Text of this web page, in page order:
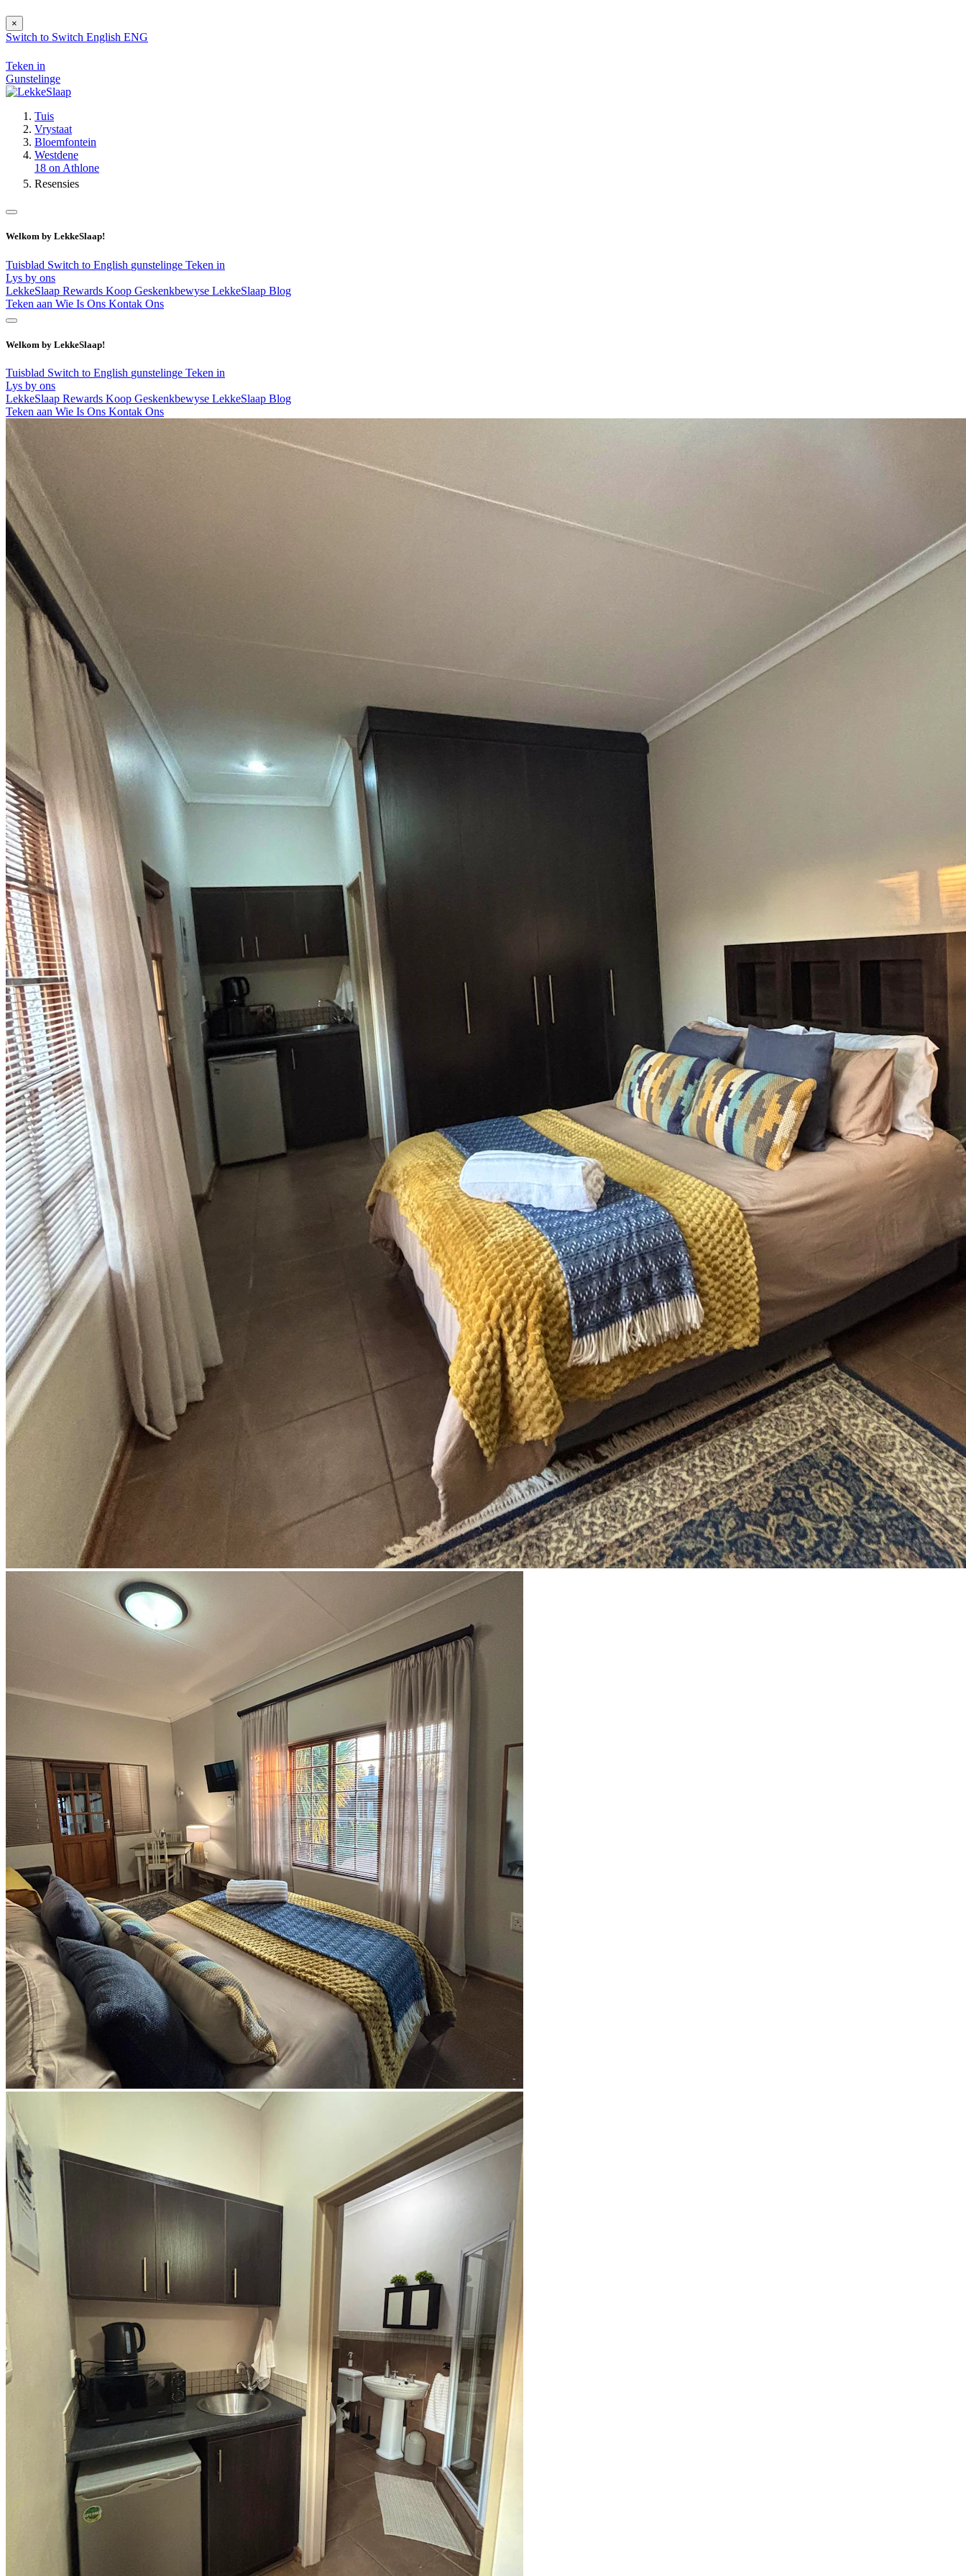
×
Switch to Switch English ENG
Teken in
Gunstelinge
Tuis
Vrystaat
Bloemfontein
Westdene
18 on Athlone
Resensies
Welkom by LekkeSlaap!
Tuisblad Switch to English gunstelinge Teken in
Lys by ons
LekkeSlaap Rewards Koop Geskenkbewyse LekkeSlaap Blog
Teken aan Wie Is Ons Kontak Ons
Welkom by LekkeSlaap!
Tuisblad Switch to English gunstelinge Teken in
Lys by ons
LekkeSlaap Rewards Koop Geskenkbewyse LekkeSlaap Blog
Teken aan Wie Is Ons Kontak Ons